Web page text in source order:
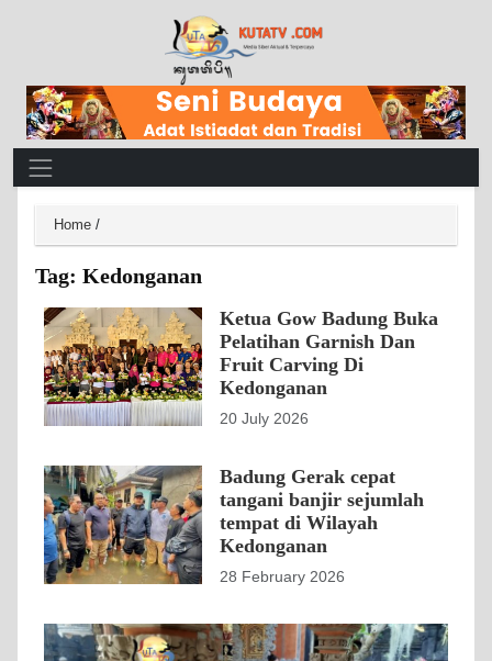
Main Navigation
Home /
Tag: Kedonganan
Ketua Gow Badung Buka
Pelatihan Garnish Dan
Fruit Carving Di
Kedonganan
20 July 2026
Badung Gerak cepat
tangani banjir sejumlah
tempat di Wilayah
Kedonganan
28 February 2026